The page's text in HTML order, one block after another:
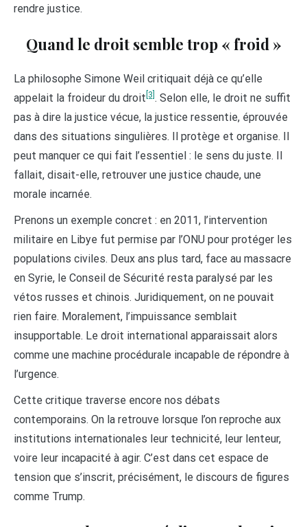
rendre justice.
Quand le droit semble trop « froid »
La philosophe Simone Weil critiquait déjà ce qu’elle
appelait la froideur du droit [3] . Selon elle, le droit ne suffit
pas à dire la justice vécue, la justice ressentie, éprouvée
dans des situations singulières. Il protège et organise. Il
peut manquer ce qui fait l’essentiel : le sens du juste. Il
fallait, disait-elle, retrouver une justice chaude, une
morale incarnée.
Prenons un exemple concret : en 2011, l’intervention
militaire en Libye fut permise par l’ONU pour protéger les
populations civiles. Deux ans plus tard, face au massacre
en Syrie, le Conseil de Sécurité resta paralysé par les
vétos russes et chinois. Juridiquement, on ne pouvait
rien faire. Moralement, l’impuissance semblait
insupportable. Le droit international apparaissait alors
comme une machine procédurale incapable de répondre à
l’urgence.
Cette critique traverse encore nos débats
contemporains. On la retrouve lorsque l’on reproche aux
institutions internationales leur technicité, leur lenteur,
voire leur incapacité à agir. C’est dans cet espace de
tension que s’inscrit, précisément, le discours de figures
comme Trump.